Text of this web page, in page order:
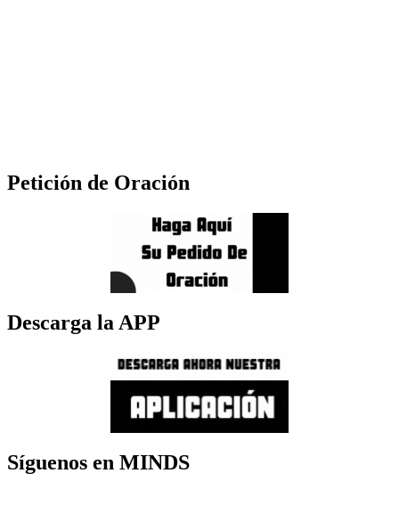
Petición de Oración
Descarga la APP
Síguenos en MINDS